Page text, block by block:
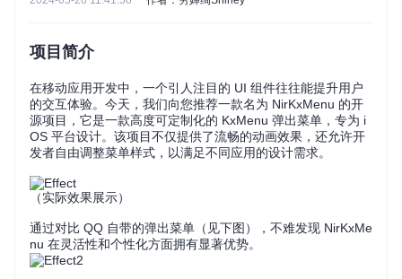
项目简介
在移动应用开发中，一个引人注目的 UI 组件往往能提升用户
的交互体验。今天，我们向您推荐一款名为 NirKxMenu 的开
源项目，它是一款高度可定制化的 KxMenu 弹出菜单，专为 i
OS 平台设计。该项目不仅提供了流畅的动画效果，还允许开
发者自由调整菜单样式，以满足不同应用的设计需求。
（实际效果展示）
通过对比 QQ 自带的弹出菜单（见下图），不难发现 NirKxMe
nu 在灵活性和个性化方面拥有显著优势。